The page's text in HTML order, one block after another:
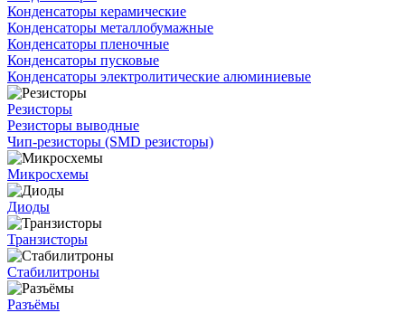
Конденсаторы керамические
Конденсаторы металлобумажные
Конденсаторы пленочные
Конденсаторы пусковые
Конденсаторы электролитические алюминиевые
Резисторы
Резисторы выводные
Чип-резисторы (SMD резисторы)
Микросхемы
Диоды
Транзисторы
Стабилитроны
Разъёмы